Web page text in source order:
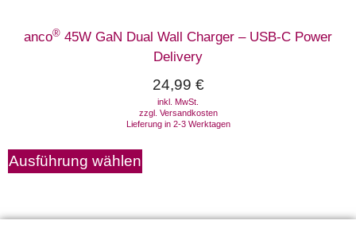
anco® 45W GaN Dual Wall Charger – USB-C Power
Delivery
24,99 €
inkl. MwSt.
zzgl. Versandkosten
Lieferung in 2-3 Werktagen
Ausführung wählen